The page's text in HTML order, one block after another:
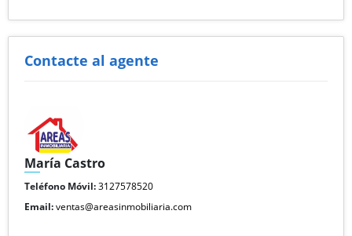
Contacte al agente
María Castro
Teléfono Móvil:3127578520
Email:ventas@areasinmobiliaria.com